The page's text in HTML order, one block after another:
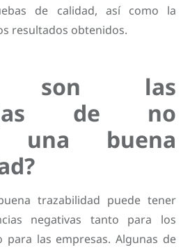
de calidad, así como la
resultados obtenidos.
son las
de no
una buena
trazabilidad puede tener
negativas tanto para los
para las empresas. Algunas de